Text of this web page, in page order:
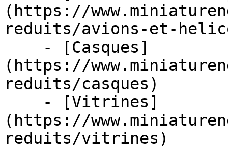
(https://
reduits/avions-et-
(https://
reduits/casques)
(https://
reduits/vitrines)